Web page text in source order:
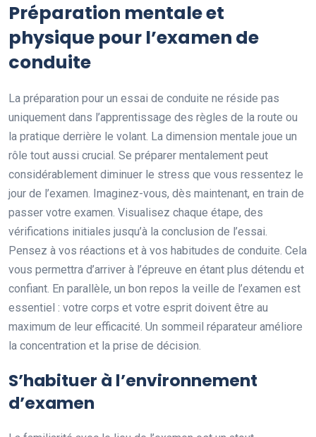
Préparation mentale et
physique pour l’examen de
conduite
La préparation pour un essai de conduite ne réside pas
uniquement dans l’apprentissage des règles de la route ou
la pratique derrière le volant. La dimension mentale joue un
rôle tout aussi crucial. Se préparer mentalement peut
considérablement diminuer le stress que vous ressentez le
jour de l’examen. Imaginez-vous, dès maintenant, en train de
passer votre examen. Visualisez chaque étape, des
vérifications initiales jusqu’à la conclusion de l’essai.
Pensez à vos réactions et à vos habitudes de conduite. Cela
vous permettra d’arriver à l’épreuve en étant plus détendu et
confiant. En parallèle, un bon repos la veille de l’examen est
essentiel : votre corps et votre esprit doivent être au
maximum de leur efficacité. Un sommeil réparateur améliore
la concentration et la prise de décision.
S’habituer à l’environnement
d’examen